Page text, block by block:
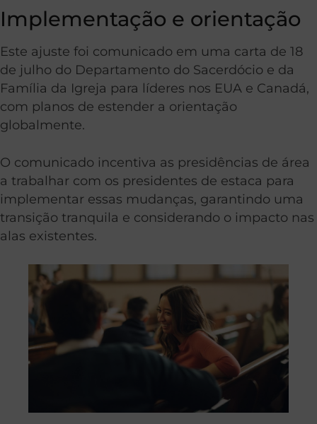
Implementação e orientação
Este ajuste foi comunicado em uma carta de 18
de julho do Departamento do Sacerdócio e da
Família da Igreja para líderes nos EUA e Canadá,
com planos de estender a orientação
globalmente.
O comunicado incentiva as presidências de área
a trabalhar com os presidentes de estaca para
implementar essas mudanças, garantindo uma
transição tranquila e considerando o impacto nas
alas existentes.